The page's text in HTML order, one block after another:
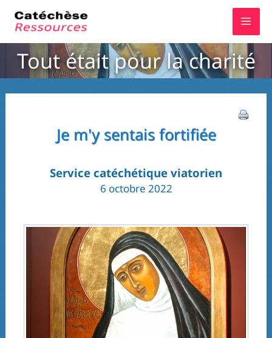
Tout était pour la charité
Je m'y sentais fortifiée
Service catéchétique viatorien
6 octobre 2022